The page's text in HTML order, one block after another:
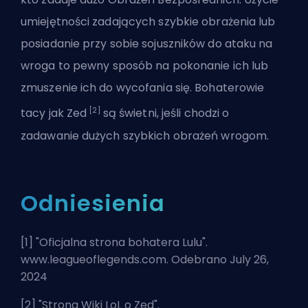
umiejętności zadającychszybkie obrażenia lub
posiadanie przy sobie sojuszników do ataku na
wroga to pewny sposób na pokonanie ich lub
zmuszenie ich do wycofania się. Bohaterowie
tacy jak Zed
[2]
są świetni, jeśli chodzi o
zadawanie dużych szybkich obrażeń wrogom.
Odniesienia
[1] "Oficjalna strona bohatera Lulu".
www.leagueoflegends.com. Odebrano July 26,
2024
[2] "Strona Wiki LoL o Zed".